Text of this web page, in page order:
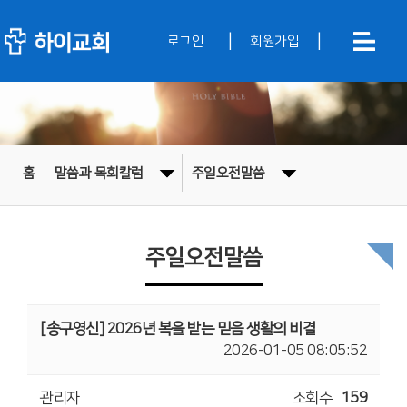
로그인 회원가입
홈 말씀과 목회칼럼 주일오전말씀
주일오전말씀
[송구영신] 2026년 복을 받는 믿음 생활의 비결
2026-01-05 08:05:52
관리자 조회수 159